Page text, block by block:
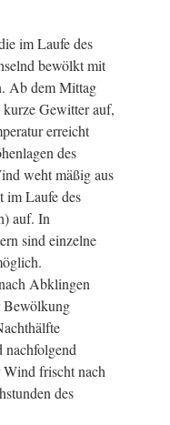
im Laufe des
bewölkt mit
Ab dem Mittag
kurze Gewitter auf,
erreicht
des
weht mäßig aus
im Laufe des
auf. In
sind einzelne
Abklingen
Bewölkung
frischt nach
des